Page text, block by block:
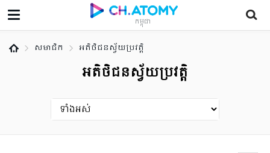
កម្ពុជា
សមាជិក អតិថិជនស្វ័យប្រវត្តិ
អតិថិជនស្វ័យប្រវត្តិ